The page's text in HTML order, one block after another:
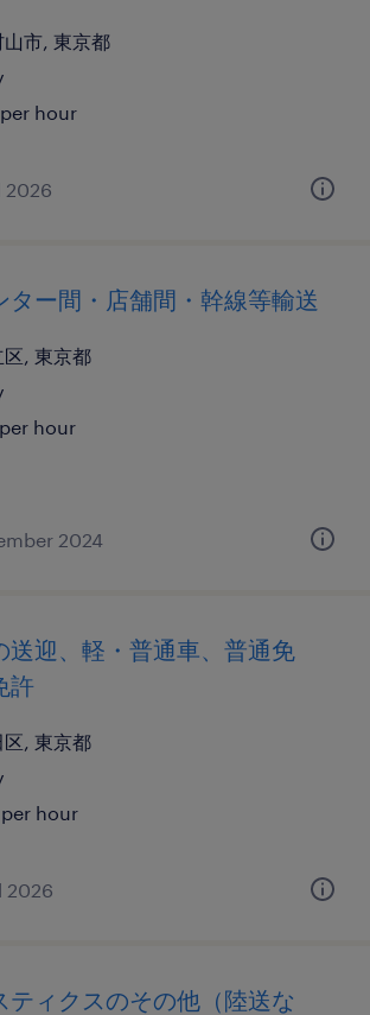
市, 東京都
hour
2026
ター間・店舗間・幹線等輸送
, 東京都
hour
2024
送迎、軽・普通車、普通免
許
, 東京都
hour
2026
ティクスのその他（陸送な